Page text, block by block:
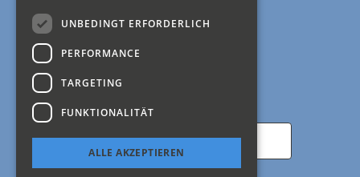
Registrierung
Anmelden
UNBEDINGT ERFORDERLICH
PERFORMANCE
TARGETING
FUNKTIONALITÄT
ALLE AKZEPTIEREN